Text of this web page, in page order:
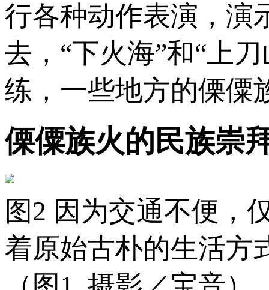
行各种动作表演，演
去，“下火海”和“上
练，一些地方的傈僳
傈僳族火的民族崇
图2 因为交通不便，
着原始古朴的生活方